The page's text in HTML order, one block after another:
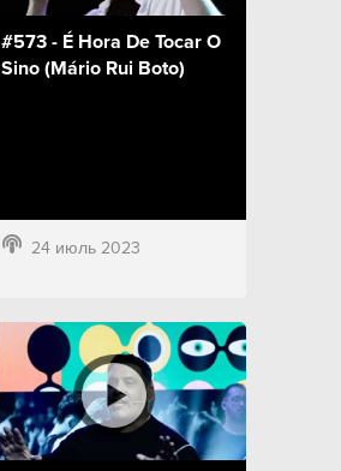
#573 - É Hora De Tocar O
Sino (Mário Rui Boto)
24 июль 2023